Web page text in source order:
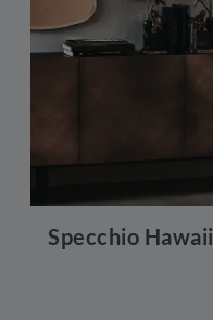
Specchio Hawaii